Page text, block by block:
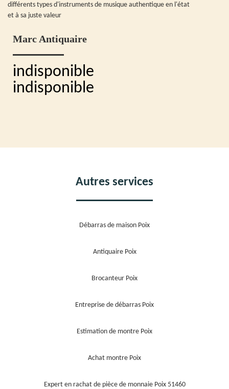
différents types d'instruments de musique authentique en l'état
et à sa juste valeur
Marc Antiquaire
indisponible
indisponible
Autres services
Débarras de maison Poix
Antiquaire Poix
Brocanteur Poix
Entreprise de débarras Poix
Estimation de montre Poix
Achat montre Poix
Expert en rachat de pièce de monnaie Poix 51460